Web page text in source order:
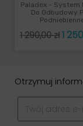
Paladex - System
Do Odbudowy
Cena
1 290,00 zł 1
Otrzymuj